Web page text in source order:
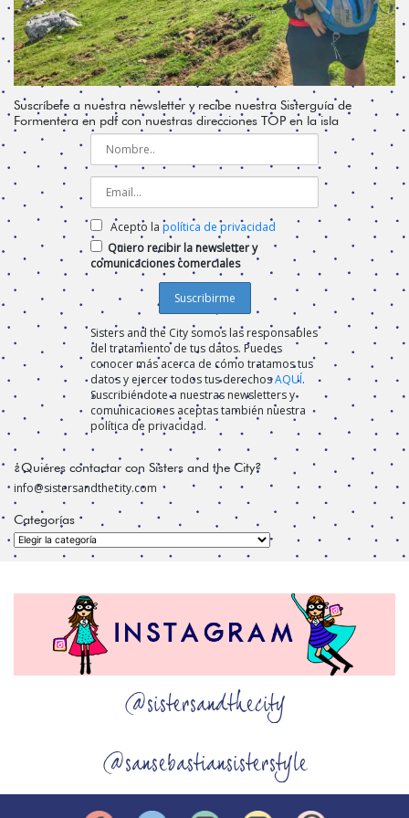
Suscríbete a nuestra newsletter y recibe nuestra Sisterguía de
Formentera en pdf con nuestras direcciones TOP en la isla
Acepto la política de privacidad
Quiero recibir la newsletter y
comunicaciones comerciales
Sisters and the City somos las responsables
del tratamiento de tus datos. Puedes
conocer más acerca de cómo tratamos tus
datos y ejercer todos tus derechosAQUÍ.
Suscribiéndote a nuestras newsletters y
comunicaciones aceptas también nuestra
política de privacidad.
¿Quiéres contactar con Sisters and the City?
info@sistersandthecity.com
Categorías
Categorías
@sistersandthecity
@sansebastiansisterstyle